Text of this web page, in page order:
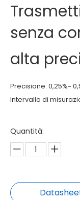
senza
alta
Precisione: 0,25%~
Intervallo di
Quantità: